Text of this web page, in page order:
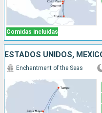
Comidas incluidas
ESTADOS UNIDOS,
Enchantment of the Seas